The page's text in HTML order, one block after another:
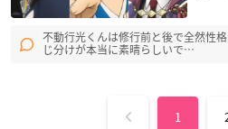
不動行光くんは修行前と後で全然性
じ分けが本当に素晴らしいで…
1